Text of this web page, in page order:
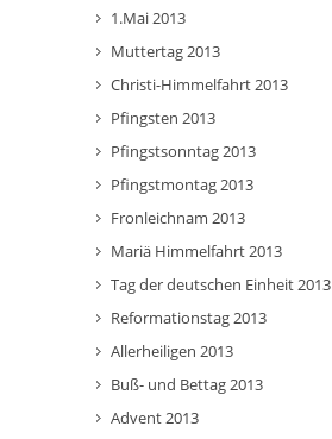
1.Mai 2013
Muttertag 2013
Christi-Himmelfahrt 2013
Pfingsten 2013
Pfingstsonntag 2013
Pfingstmontag 2013
Fronleichnam 2013
Mariä Himmelfahrt 2013
Tag der deutschen Einheit 2013
Reformationstag 2013
Allerheiligen 2013
Buß- und Bettag 2013
Advent 2013